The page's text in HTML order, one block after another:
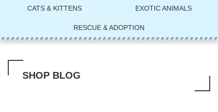
CATS & KITTENS EXOTIC ANIMALS
RESCUE & ADOPTION
SHOP BLOG